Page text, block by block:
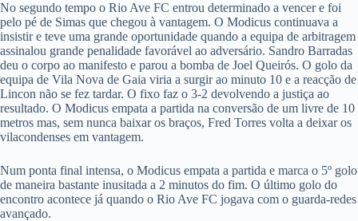
No segundo tempo o Rio Ave FC entrou determinado a vencer e foi
pelo pé de Simas que chegou à vantagem. O Modicus continuava a
insistir e teve uma grande oportunidade quando a equipa de arbitragem
assinalou grande penalidade favorável ao adversário. Sandro Barradas
deu o corpo ao manifesto e parou a bomba de Joel Queirós. O golo da
equipa de Vila Nova de Gaia viria a surgir ao minuto 10 e a reacção de
Lincon não se fez tardar. O fixo faz o 3-2 devolvendo a justiça ao
resultado. O Modicus empata a partida na conversão de um livre de 10
metros mas, sem nunca baixar os braços, Fred Torres volta a deixar os
vilacondenses em vantagem.
Num ponta final intensa, o Modicus empata a partida e marca o 5º golo
de maneira bastante inusitada a 2 minutos do fim. O último golo do
encontro acontece já quando o Rio Ave FC jogava com o guarda-redes
avançado.